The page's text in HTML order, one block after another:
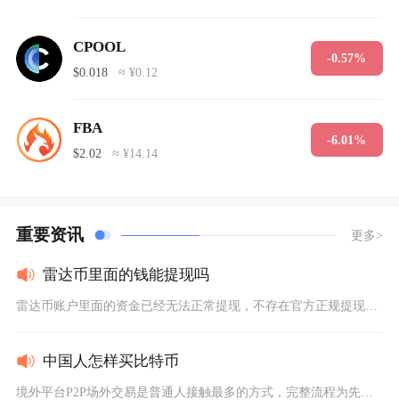
CPOOL
$0.018 ≈ ¥0.12
-0.57%
FBA
$2.02 ≈ ¥14.14
-6.01%
重要资讯 更多>
雷达币里面的钱能提现吗
雷达币账户里面的资金已经无法正常提现，不存在官方正规提现渠道...
中国人怎样买比特币
境外平台P2P场外交易是普通人接触最多的方式，完整流程为先完...